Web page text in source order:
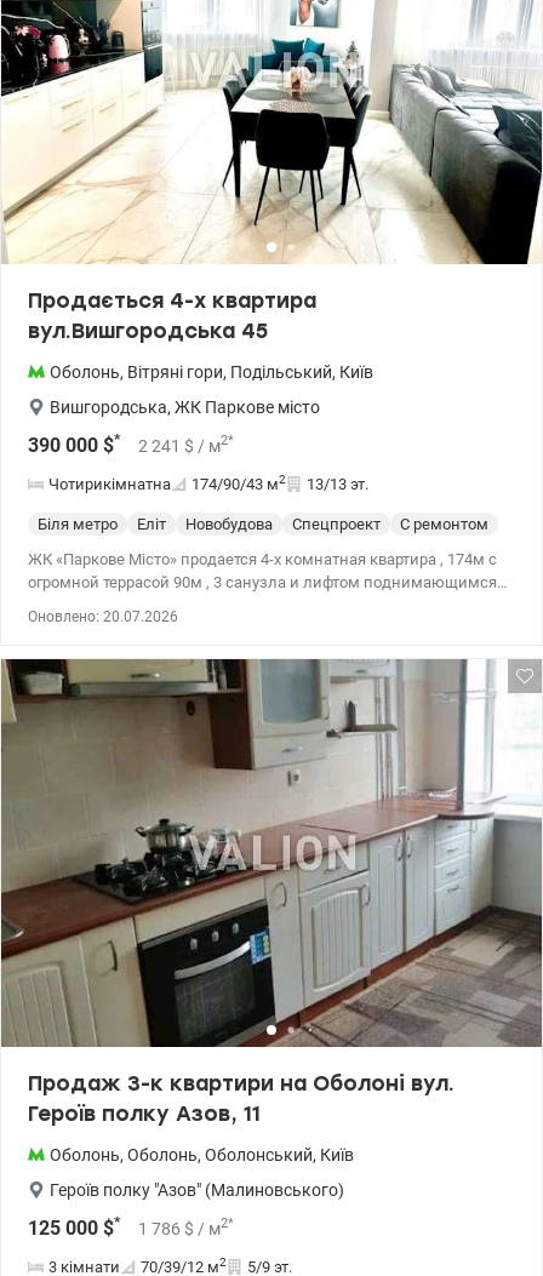
Продається 4-х квартира
вул.Вишгородська 45
Оболонь, Вітряні гори, Подільський, Київ
Вишгородська, ЖК Паркове місто
390 000 $* 2 241 $ / м2*
Чотирикімнатна 174/90/43 м2 13/13 эт.
Біля метро Еліт Новобудова Спецпроект
С ремонтом
ЖК «Паркове Місто» продается 4-х комнатная квартира , 174м с
огромной террасой 90м , 3 санузла и лифтом поднимающимся
Оновлено: 20.07.2026
Продаж 3-к квартири на Оболоні вул.
Героїв полку Азов, 11
Оболонь, Оболонь, Оболонський, Київ
Героїв полку "Азов" (Малиновського)
125 000 $* 1 786 $ / м2*
3 кімнати 70/39/12 м2 5/9 эт.